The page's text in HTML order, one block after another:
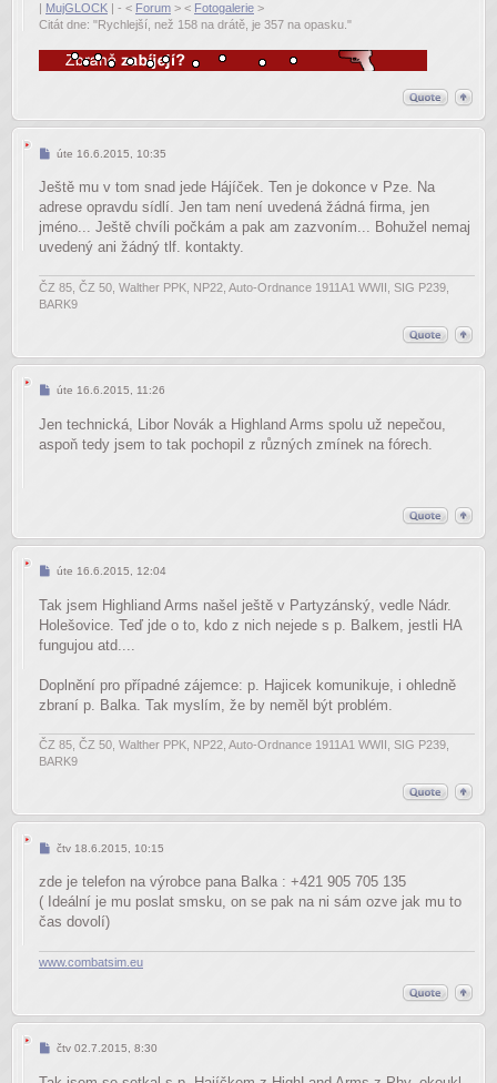
| MujGLOCK | - < Forum > < Fotogalerie >
Citát dne: "Rychlejší, než 158 na drátě, je 357 na opasku."
Příspěvek
úte 16.6.2015, 10:35
Ještě mu v tom snad jede Hájíček. Ten je dokonce v Pze. Na
adrese opravdu sídlí. Jen tam není uvedená žádná firma, jen
jméno... Ještě chvíli počkám a pak am zazvoním... Bohužel nemaj
uvedený ani žádný tlf. kontakty.
ČZ 85, ČZ 50, Walther PPK, NP22, Auto-Ordnance 1911A1 WWII, SIG P239,
BARK9
Příspěvek
úte 16.6.2015, 11:26
Jen technická, Libor Novák a Highland Arms spolu už nepečou,
aspoň tedy jsem to tak pochopil z různých zmínek na fórech.
Příspěvek
úte 16.6.2015, 12:04
Tak jsem Highliand Arms našel ještě v Partyzánský, vedle Nádr.
Holešovice. Teď jde o to, kdo z nich nejede s p. Balkem, jestli HA
fungujou atd....
Doplnění pro případné zájemce: p. Hajicek komunikuje, i ohledně
zbraní p. Balka. Tak myslím, že by neměl být problém.
ČZ 85, ČZ 50, Walther PPK, NP22, Auto-Ordnance 1911A1 WWII, SIG P239,
BARK9
Příspěvek
čtv 18.6.2015, 10:15
zde je telefon na výrobce pana Balka : +421 905 705 135
( Ideální je mu poslat smsku, on se pak na ni sám ozve jak mu to
čas dovolí)
www.combatsim.eu
Příspěvek
čtv 02.7.2015, 8:30